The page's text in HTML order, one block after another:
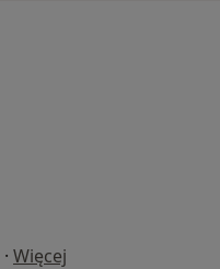
· Więcej